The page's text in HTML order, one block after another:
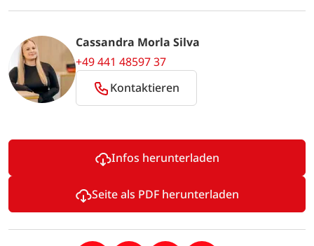
Cassandra Morla Silva
+49 441 48597 37
Kontaktieren
Infos herunterladen
Seite als PDF herunterladen